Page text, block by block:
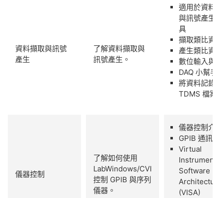
資料擷取與訊號
產生
了解資料擷取與
訊號產生。
適用於資料
與訊號產生
具
擷取類比資
產生類比資
數位輸入與
DAQ 小幫手
將資料記錄
TDMS 檔案
儀器控制
了解如何使用
LabWindows/CVI
控制 GPIB 與序列
儀器。
儀器控制介
GPIB 通訊
Virtual
Instrument
Software
(VISA)​